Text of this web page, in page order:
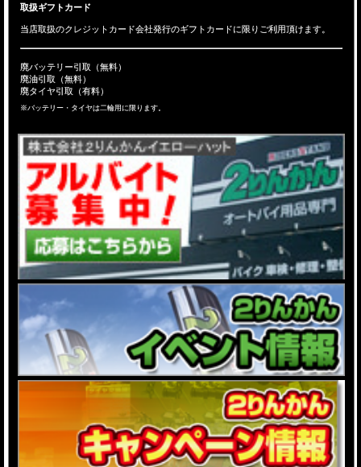
取扱ギフトカード
当店取扱のクレジットカード会社発行のギフトカードに限りご利用頂けます。
廃バッテリー引取（無料）
廃油引取（無料）
廃タイヤ引取（有料）
※バッテリー・タイヤは二輪用に限ります。